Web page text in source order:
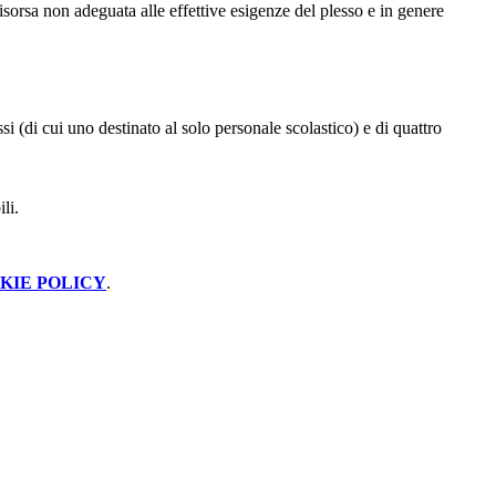
non adeguata alle effettive esigenze del plesso e in genere
(di cui uno destinato al solo personale scolastico) e di quattro
POLICY.